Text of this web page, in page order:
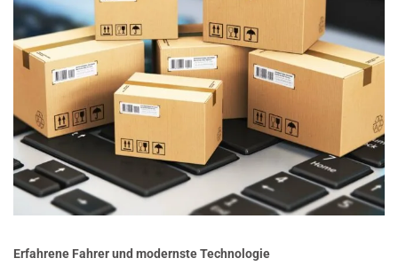
Erfahrene Fahrer und modernste Technologie